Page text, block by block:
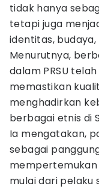
tidak hanya
tetapi juga
identitas,
Menurutnya,
dalam PRSU
memastikan
menghadirkan
berbagai etnis di
Ia mengatakan,
sebagai
mulai dari pelaku